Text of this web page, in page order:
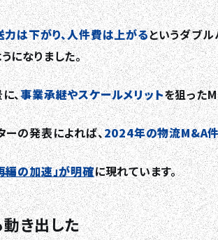
力は下がり、人件費は上がるというダブ
になりました。
、事業承継やスケールメリットを狙った
の発表によれば、2024年の物流M&A
編の加速」が明確に現れています。
き出した